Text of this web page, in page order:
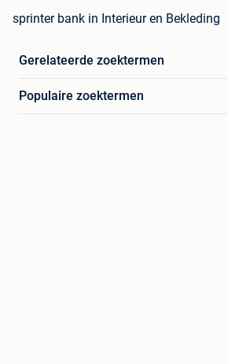
sprinter bank in Interieur en Bekleding
Gerelateerde zoektermen
Populaire zoektermen